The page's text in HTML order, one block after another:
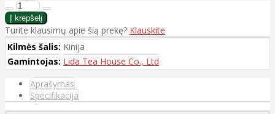
Turite klausimų apie šią prekę? Klauskite
Kilmės šalis: Kinija
Gamintojas: Lida Tea House Co., Ltd
Aprašymas
Specifikacija